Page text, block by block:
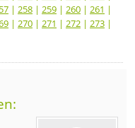
| 258 | 259 | 260 | 261 |
| 270 | 271 | 272 | 273 |